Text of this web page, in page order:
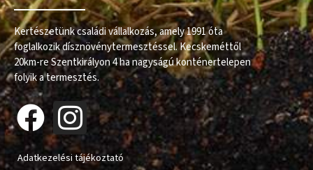
Kertészetünk családi vállalkozás, amely 1991 óta
foglalkozik dísznövénytermesztéssel. Kecskeméttől
20km-re Szentkirályon 4 ha nagyságú konténertelepen
folyik a termesztés.
Adatkezelési tájékoztató